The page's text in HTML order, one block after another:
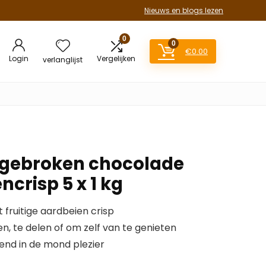
Nieuws en blogs lezen
Login verlanglijst
0
Vergelijken
0
€0.00
chocolade
5 x 1 kg
aardbeien crisp
te delen of om zelf van te genieten
in de mond plezier